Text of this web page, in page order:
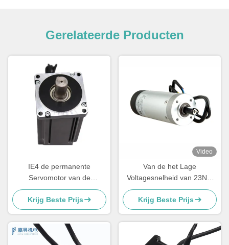
Gerelateerde Producten
IE4 de permanente
Servomotor van de
Magneetgelijkstroom
Servomotor 5.6Nm 48v
Krijg Beste Prijs
Video
Van de het Lage
Voltagesnelheid van 23NM
24V de Poortgelijkstroom
Servomotor met
Versnellingsbak
Krijg Beste Prijs